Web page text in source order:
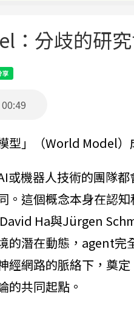
：分歧的研
00:49
型」（World Model
或機器人技術的團隊
。這個概念本身在認
Ha與Jürgen
的潛在動態，agent完
經網路的脈絡下，奠
的共同起點。